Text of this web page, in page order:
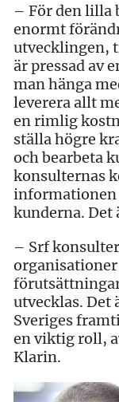
– För den lilla
enormt
utvecklingen,
är pressad av
man hänga
leverera allt
en rimlig
ställa högre
och bearbeta
konsulternas
informationen
kunderna. Det
– Srf
organisationer
utvecklas. Det
Sveriges
en viktig roll,
Klarin.